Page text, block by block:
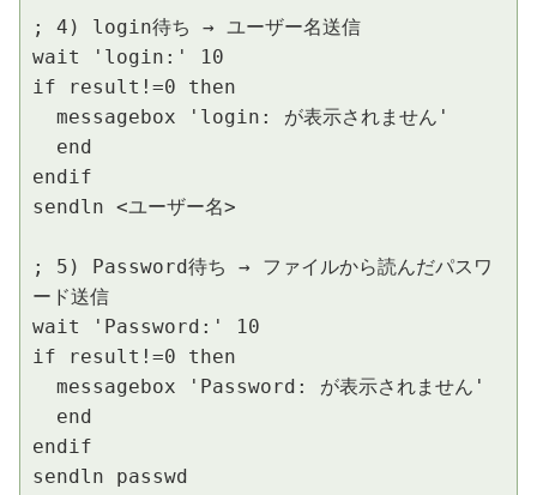
; 4) login待ち → ユーザー名送信
wait 'login:' 10
if result!=0 then
endif
sendln <ユーザー名>
; 5) Password待ち → ファイルから読んだパスワ
ード送信
wait 'Password:' 10
if result!=0 then
endif
sendln passwd